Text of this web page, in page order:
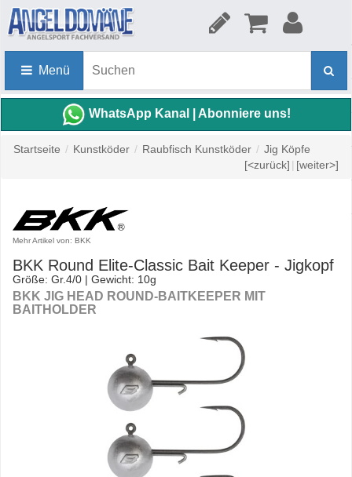
Menü
WhatsApp Kanal | Abonniere uns!
Startseite / Kunstköder / Raubfisch Kunstköder / Jig Köpfe
[<zurück] | [weiter>]
Mehr Artikel von: BKK
BKK Round Elite-Classic Bait Keeper - Jigkopf
Größe: Gr.4/0 | Gewicht: 10g
BKK JIG HEAD ROUND-BAITKEEPER MIT
BAITHOLDER